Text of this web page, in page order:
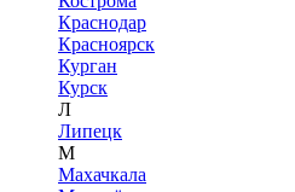
Краснодар
Красноярск
Курган
Курск
Л
Липецк
М
Махачкала